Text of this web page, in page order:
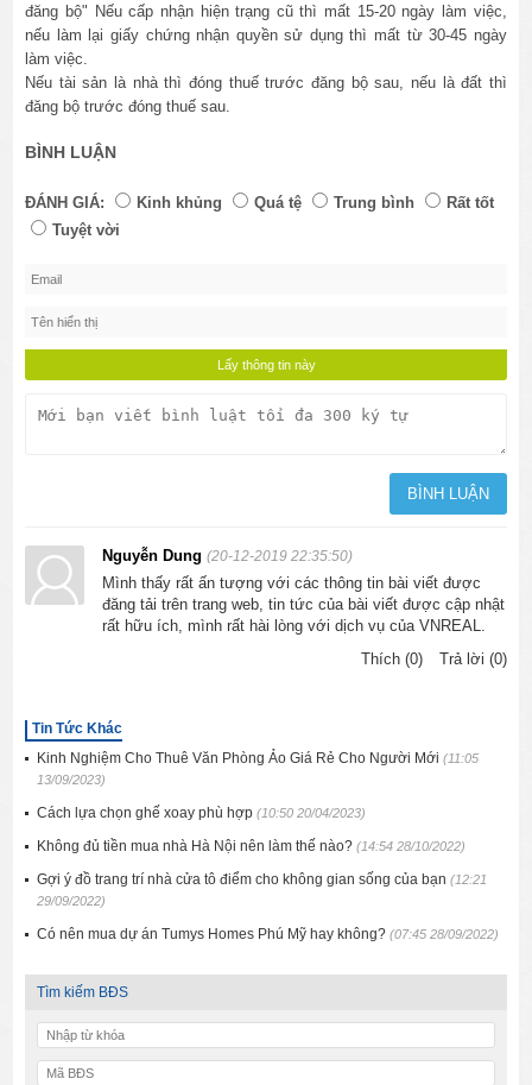
đăng bộ" Nếu cấp nhận hiện trạng cũ thì mất 15-20 ngày làm việc,
nếu làm lại giấy chứng nhận quyền sử dụng thì mất từ 30-45 ngày
làm việc.
Nếu tài sản là nhà thì đóng thuế trước đăng bộ sau, nếu là đất thì
đăng bộ trước đóng thuế sau.
BÌNH LUẬN
ĐÁNH GIÁ: Kinh khủng Quá tệ Trung bình
Rất tốt
Tuyệt vời
Nguyễn Dung(20-12-2019 22:35:50)
Mình thấy rất ấn tượng với các thông tin bài viết được
đăng tải trên trang web, tin tức của bài viết được cập nhật
rất hữu ích, mình rất hài lòng với dịch vụ của VNREAL.
Thích (0)
Trả lời (0)
Tin Tức Khác
Kinh Nghiệm Cho Thuê Văn Phòng Ảo Giá Rẻ Cho Người Mới(11:05
13/09/2023)
Cách lựa chọn ghế xoay phù hợp(10:50 20/04/2023)
Không đủ tiền mua nhà Hà Nội nên làm thế nào?(14:54 28/10/2022)
Gợi ý đồ trang trí nhà cửa tô điểm cho không gian sống của bạn(12:21
29/09/2022)
Có nên mua dự án Tumys Homes Phú Mỹ hay không?(07:45 28/09/2022)
Tìm kiếm BĐS